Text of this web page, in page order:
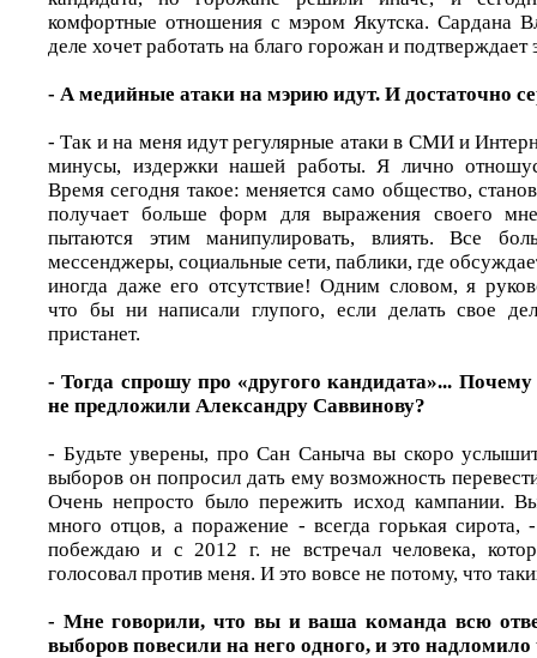
комфортные отношения с мэром Якутска. Сардана
деле хочет работать на благо горожан и
- А медийные атаки на мэрию идут. И достаточно
- Так и на меня идут регулярные атаки в СМИ и
минусы, издержки нашей работы. Я лично
Время сегодня такое: меняется само общество,
получает больше форм для выражения своего
пытаются этим манипулировать, влиять. Все
мессенджеры, социальные сети, паблики, где
иногда даже его отсутствие! Одним словом, я
что бы ни написали глупого, если делать свое
пристанет.
- Тогда спрошу про «другого кандидата»...
не предложили Александру Саввинову?
- Будьте уверены, про Сан Саныча вы скоро
выборов он попросил дать ему возможность
Очень непросто было пережить исход кампании.
много отцов, а поражение - всегда горькая
побеждаю и с 2012 г. не встречал человека,
голосовал против меня. И это вовсе не потому, что
- Мне говорили, что вы и ваша команда всю
выборов повесили на него одного, и это надломило